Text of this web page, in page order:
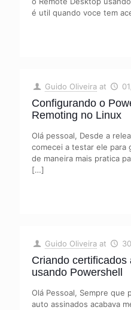
é util quando voce tem
Guido Oliveira at
Configurando o
Remoting no Linux
Olá pessoal, Desde a
comecei a testar ele para
de maneira mais pratica
[…]
Guido Oliveira at
Criando certificados
usando Powershell
Olá Pessoal, Sempre que
auto assinados acabava